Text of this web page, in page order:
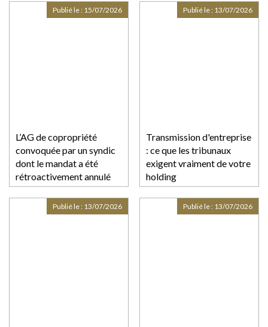
L’AG de copropriété
convoquée par un syndic
dont le mandat a été
rétroactivement annulé
est annulable
Publié le : 15/07/2026
Transmission d'entreprise
: ce que les tribunaux
exigent vraiment de votre
holding
Publié le : 13/07/2026
Publié le : 13/07/2026 Publié le : 13/07/2026